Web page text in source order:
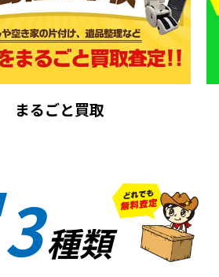
まるごと買取
3種類